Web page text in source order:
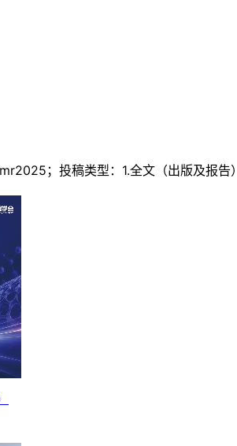
；投稿类型：1.全文（出版及报